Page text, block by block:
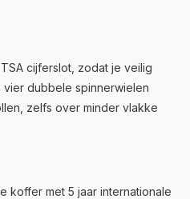
cijferslot, zodat je veilig
vier dubbele spinnerwielen
zelfs over minder vlakke
koffer met 5 jaar internationale